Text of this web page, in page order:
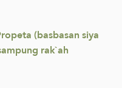
(basbasan siya
rak`ah